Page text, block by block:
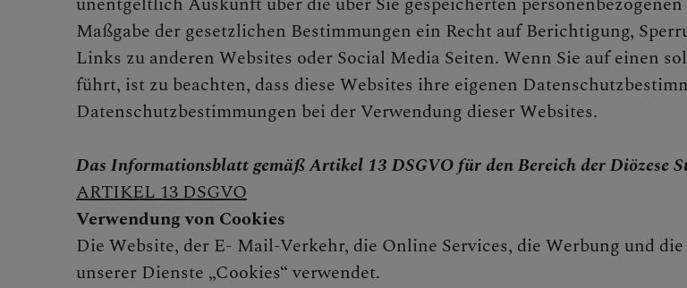
TEAM
GESCHICHTE DER PFARRE
LINKS
Maßgabe der gesetzlichen Bestimmungen ein Recht auf Berichtigung,
Links zu anderen Websites oder Social Media Seiten. Wenn Sie auf einen
führt, ist zu beachten, dass diese Websites ihre eigenen
Datenschutzbestimmungen bei der Verwendung dieser Websites.
Das Informationsblatt gemäß Artikel 13 DSGVO für den Bereich der Diözese
ARTIKEL 13 DSGVO
Verwendung von Cookies
Die Website, der E- Mail-Verkehr, die Online Services, die Werbung und
unserer Dienste „Cookies“ verwendet.